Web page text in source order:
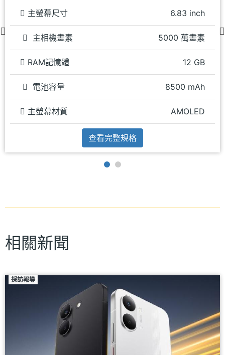
主螢幕尺寸 6.83 inch
主相機畫素 5000 萬畫素
RAM記憶體 12 GB
電池容量 8500 mAh
主螢幕材質 AMOLED
查看完整規格
相關新聞
採訪報導